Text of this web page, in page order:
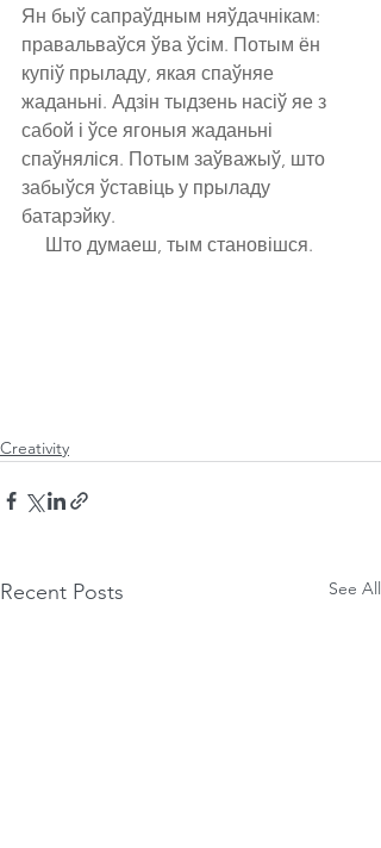
Ян быў сапраўдным няўдачнікам:
правальваўся ўва ўсім. Потым ён
купіў прыладу, якая спаўняе
жаданьні. Адзін тыдзень насіў яе з
сабой і ўсе ягоныя жаданьні
спаўняліся. Потым заўважыў, што
забыўся ўставіць у прыладу
батарэйку.
     Што думаеш, тым становішся.
Creativity
Recent Posts See All